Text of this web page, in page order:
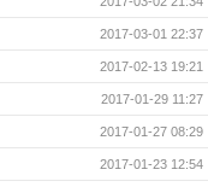
2017-03-01 22:37
2017-02-13 19:21
2017-01-29 11:27
2017-01-27 08:29
2017-01-23 12:54